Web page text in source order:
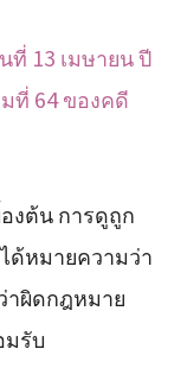
13 เมษายน ปี
ที่ 64 ของคดี
งต้น การดูถูก
ด้หมายความว่า
าผิดกฎหมาย
มรับ